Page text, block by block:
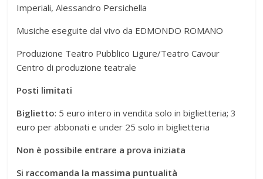
Imperiali, Alessandro Persichella
Musiche eseguite dal vivo da EDMONDO ROMANO
Produzione Teatro Pubblico Ligure/Teatro Cavour
Centro di produzione teatrale
Posti limitati
Biglietto: 5 euro intero in vendita solo in biglietteria; 3
euro per abbonati e under 25 solo in biglietteria
Non è possibile entrare a prova iniziata
Si raccomanda la massima puntualità